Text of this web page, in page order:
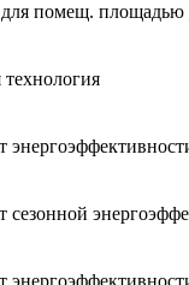
помещ. площадью